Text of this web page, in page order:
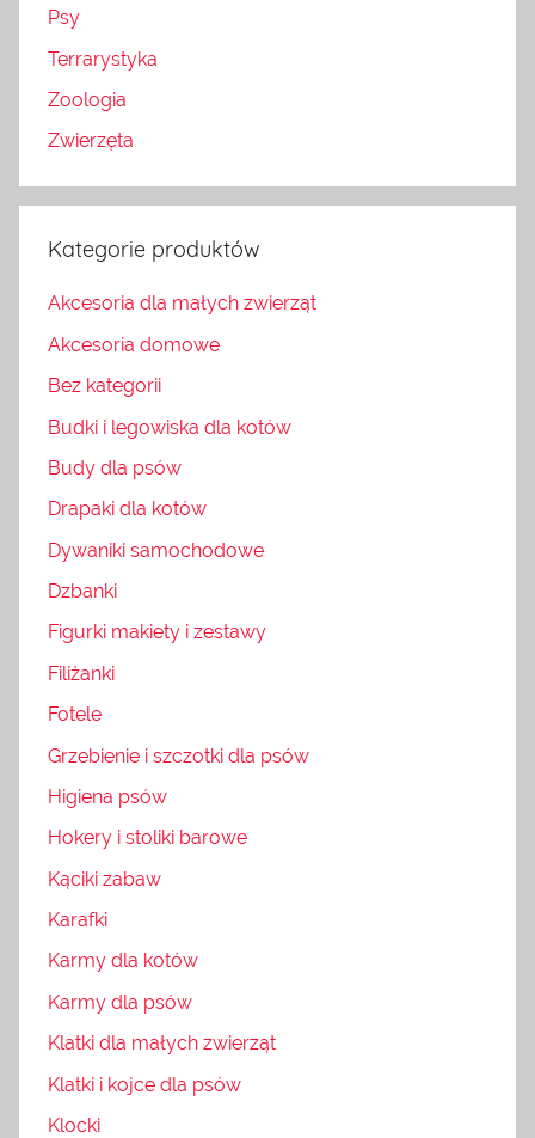
Psy
Terrarystyka
Zoologia
Zwierzęta
Kategorie produktów
Akcesoria dla małych zwierząt
Akcesoria domowe
Bez kategorii
Budki i legowiska dla kotów
Budy dla psów
Drapaki dla kotów
Dywaniki samochodowe
Dzbanki
Figurki makiety i zestawy
Filiżanki
Fotele
Grzebienie i szczotki dla psów
Higiena psów
Hokery i stoliki barowe
Kąciki zabaw
Karafki
Karmy dla kotów
Karmy dla psów
Klatki dla małych zwierząt
Klatki i kojce dla psów
Klocki